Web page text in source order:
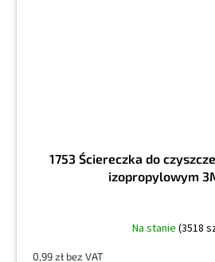
1753 Ściereczka do
izopropylowym
Na stanie (3518
0,99 zł bez VAT